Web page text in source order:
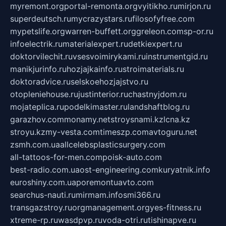
myremont.orgportal-remonta.orgvyitikho.rumirjon.ru
superdeutsch.rumycrazystars.rufilosofyfree.com
mypetslife.orgwarren-buffett.orggreleon.comsp-or.ru
infoelectrik.rumaterialexpert.rudetkiexpert.ru
doktorvilechit.ruvsesvoimirykami.ruinstrumentgid.ru
manikjurinfo.ruhozjajkainfo.rustroimaterials.ru
doktoradvice.ruselskoehozjajstvo.ru
otopleniehouse.rujustinterior.ruchastnyjdom.ru
mojateplica.rupodelkimaster.rulandshaftblog.ru
garazhov.commonamy.netstroysnami.kzlcna.kz
stroyu.kzmy-vesta.comtimeszp.comavtoguru.net
zsmh.com.uaallcelebsplasticsurgery.com
all-tattoos-for-men.compoisk-auto.com
best-radio.com.uaost-engineering.comkuryatnik.info
euroshiny.com.uaporemontuavto.com
searchus-nauti.rumirmam.infosmi366.ru
transgazstroy.ruorgmanagement.orgyes-fitness.ru
xtreme-rp.ruwasdpvp.ruvoda-otri.rutishinapve.ru